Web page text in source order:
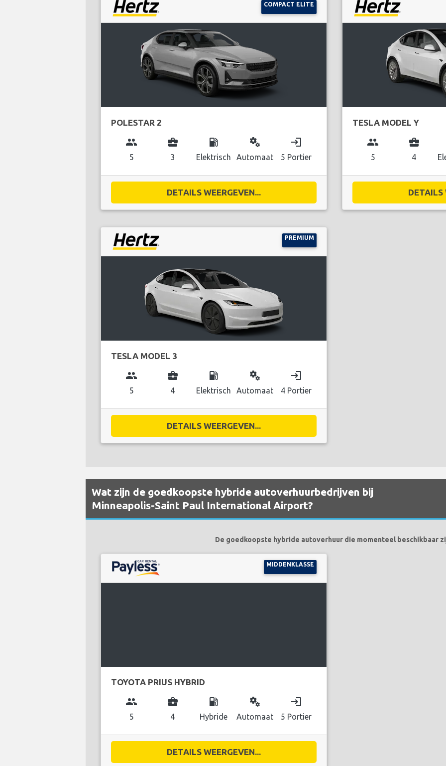
COMPACT ELITE
POLESTAR 2
group
5
business_center
3
local_gas_station
Elektrisch
miscellaneous_services
Automaat
login
5 Portier
DETAILS WEERGEVEN...
TESLA MODEL Y
group
5
business_center
4
DETAILS
PREMIUM
TESLA MODEL 3
group
5
business_center
4
local_gas_station
Elektrisch
miscellaneous_services
Automaat
login
4 Portier
DETAILS WEERGEVEN...
Wat zijn de goedkoopste hybride autoverhuurbedrijven bij
Minneapolis-Saint Paul International Airport?
De goedkoopste hybride autoverhuur die momenteel beschikbaar
MIDDENKLASSE
TOYOTA PRIUS HYBRID
group
5
business_center
4
local_gas_station
Hybride
miscellaneous_services
Automaat
login
5 Portier
DETAILS WEERGEVEN...